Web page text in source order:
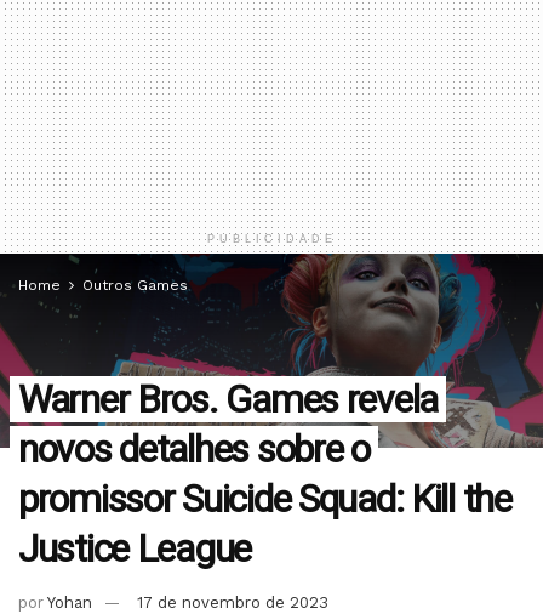
PUBLICIDADE
Home Outros Games
Warner Bros. Games revela
novos detalhes sobre o
promissor Suicide Squad: Kill the
Justice League
por Yohan
17 de novembro de 2023